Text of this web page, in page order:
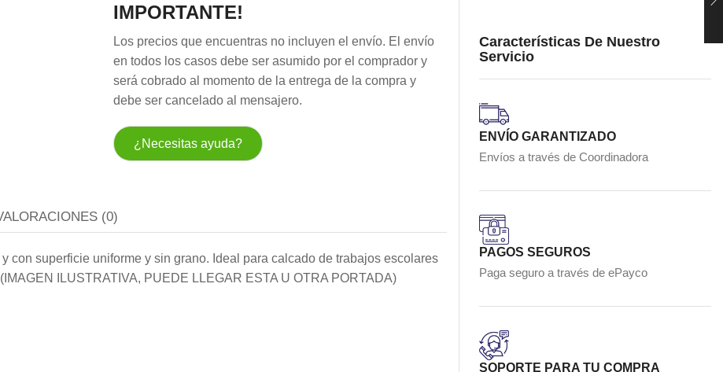
IMPORTANTE!
Los precios que encuentras no incluyen el envío. El envío
en todos los casos debe ser asumido por el comprador y
será cobrado al momento de la entrega de la compra y
debe ser cancelado al mensajero.
¿Necesitas ayuda?
(0)
con superficie uniforme y sin grano. Ideal para calcado de trabajos escolares
ILUSTRATIVA, PUEDE LLEGAR ESTA U OTRA PORTADA)
Características De Nuestro
Servicio
ENVÍO GARANTIZADO
Envíos a través de Coordinadora
PAGOS SEGUROS
Paga seguro a través de ePayco
SOPORTE PARA TU COMPRA